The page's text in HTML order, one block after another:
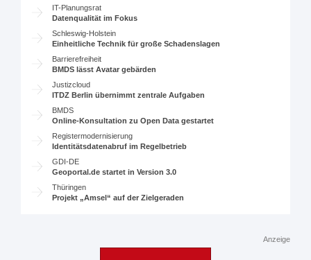
IT-Planungsrat
Datenqualität im Fokus
Schleswig-Holstein
Einheitliche Technik für große Schadenslagen
Barrierefreiheit
BMDS lässt Avatar gebärden
Justizcloud
ITDZ Berlin übernimmt zentrale Aufgaben
BMDS
Online-Konsultation zu Open Data gestartet
Registermodernisierung
Identitätsdatenabruf im Regelbetrieb
GDI-DE
Geoportal.de startet in Version 3.0
Thüringen
Projekt „Amsel“ auf der Zielgeraden
Anzeige